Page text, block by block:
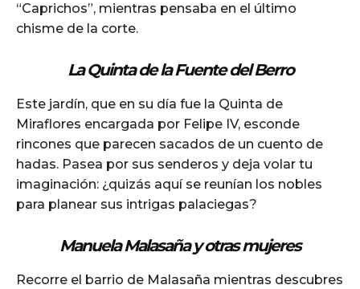
“Caprichos”, mientras pensaba en el último
chisme de la corte.
La Quinta de la Fuente del Berro
Este jardín, que en su día fue la Quinta de
Miraflores encargada por Felipe IV, esconde
rincones que parecen sacados de un cuento de
hadas. Pasea por sus senderos y deja volar tu
imaginación: ¿quizás aquí se reunían los nobles
para planear sus intrigas palaciegas?
Manuela Malasaña y otras mujeres
Recorre el barrio de Malasaña mientras descubres